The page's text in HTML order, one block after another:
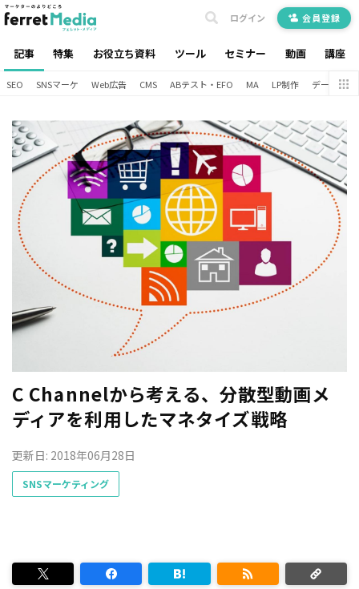
記事 特集 お役立ち資料 ツール セミナー 動画 講座
ログイン 会員登録
SEO SNSマーケ Web広告 CMS ABテスト・EFO MA LP制作 データ分析
C Channelから考える、分散型動画メ
ディアを利用したマネタイズ戦略
更新日: 2018年06月28日
SNSマーケティング